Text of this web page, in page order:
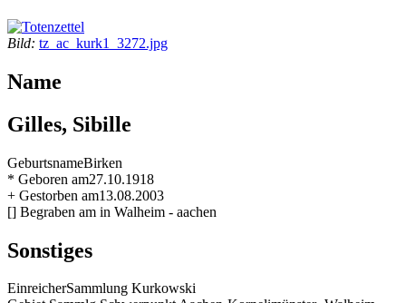
Bild: tz_ac_kurk1_3272.jpg
Name
Gilles, Sibille
GeburtsnameBirken
* Geboren am27.10.1918
+ Gestorben am13.08.2003
[] Begraben am in Walheim - aachen
Sonstiges
EinreicherSammlung Kurkowski